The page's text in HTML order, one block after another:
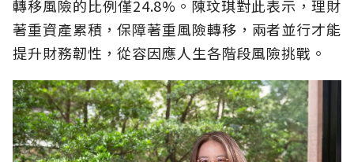
轉移風險的比例僅24.8%。陳玟琪對此表示，理財
著重資產累積，保障著重風險轉移，兩者並行才能
提升財務韌性，從容因應人生各階段風險挑戰。